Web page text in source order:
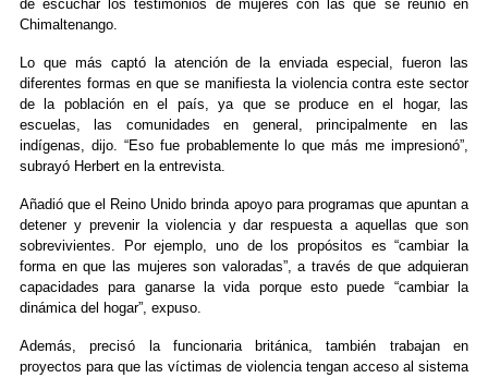
de escuchar los testimonios de mujeres con las que se reunió en
Chimaltenango.
Lo que más captó la atención de la enviada especial, fueron las
diferentes formas en que se manifiesta la violencia contra este sector
de la población en el país, ya que se produce en el hogar, las
escuelas, las comunidades en general, principalmente en las
indígenas, dijo. “Eso fue probablemente lo que más me impresionó”,
subrayó Herbert en la entrevista.
Añadió que el Reino Unido brinda apoyo para programas que apuntan a
detener y prevenir la violencia y dar respuesta a aquellas que son
sobrevivientes. Por ejemplo, uno de los propósitos es “cambiar la
forma en que las mujeres son valoradas”, a través de que adquieran
capacidades para ganarse la vida porque esto puede “cambiar la
dinámica del hogar”, expuso.
Además, precisó la funcionaria británica, también trabajan en
proyectos para que las víctimas de violencia tengan acceso al sistema